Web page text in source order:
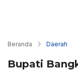
Beranda Daerah
Bupati